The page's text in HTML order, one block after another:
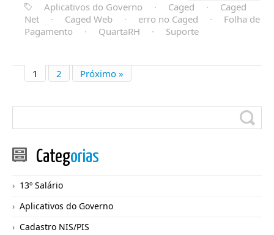
Aplicativos do Governo
· Caged ·
Caged
Net
· Caged Web · erro no Caged ·
Folha de
Pagamento
· QuartaRH · Suporte
1 2 Próximo »
Categorias
13º Salário
Aplicativos do Governo
Cadastro NIS/PIS